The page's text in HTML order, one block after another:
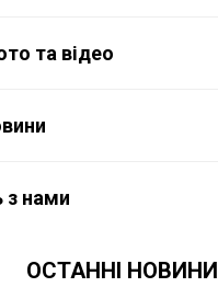
та відео
з нами
ОСТАННІ НОВИНИ